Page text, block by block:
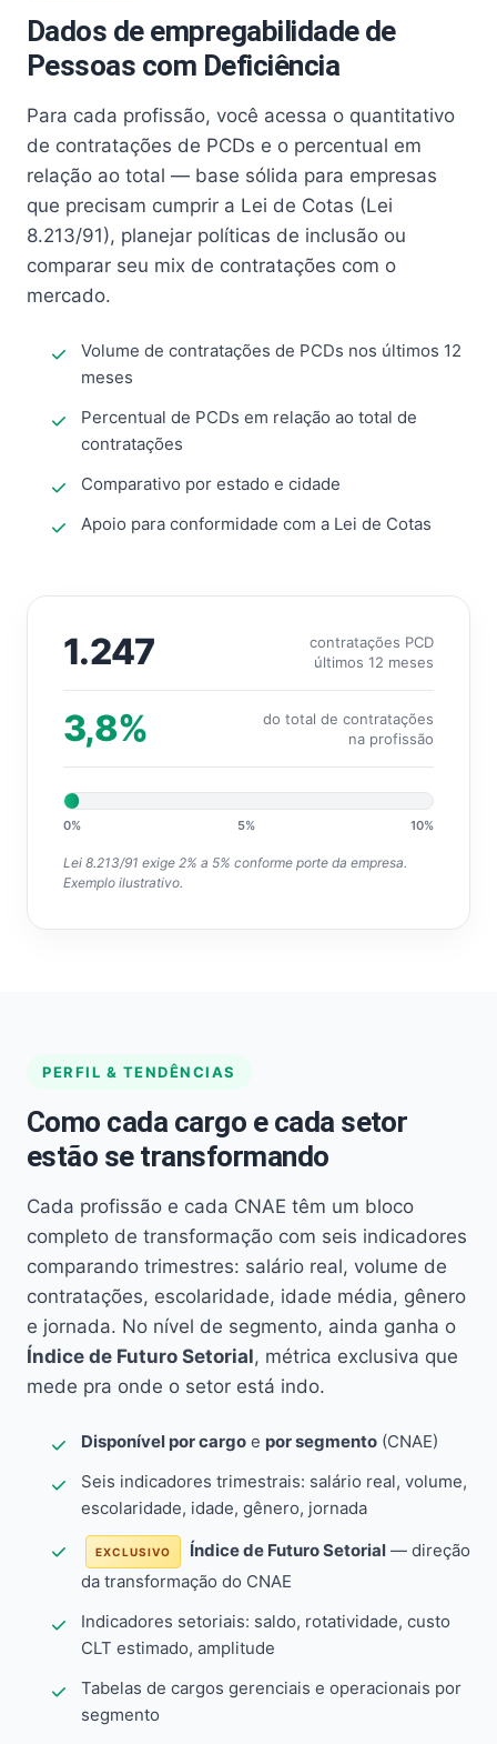
Dados de empregabilidade de
Pessoas com Deficiência
Para cada profissão, você acessa o quantitativo
de contratações de PCDs e o percentual em
relação ao total — base sólida para empresas
que precisam cumprir a Lei de Cotas (Lei
8.213/91), planejar políticas de inclusão ou
comparar seu mix de contratações com o
mercado.
Volume de contratações de PCDs nos últimos 12
meses
Percentual de PCDs em relação ao total de
contratações
Comparativo por estado e cidade
Apoio para conformidade com a Lei de Cotas
1.247
contratações PCD
últimos 12 meses
3,8%
do total de contratações
na profissão
0% 5% 10%
Lei 8.213/91 exige 2% a 5% conforme porte da empresa.
Exemplo ilustrativo.
PERFIL & TENDÊNCIAS
Como cada cargo e cada setor
estão se transformando
Cada profissão e cada CNAE têm um bloco
completo de transformação com seis indicadores
comparando trimestres: salário real, volume de
contratações, escolaridade, idade média, gênero
e jornada. No nível de segmento, ainda ganha o
Índice de Futuro Setorial, métrica exclusiva que
mede pra onde o setor está indo.
Disponível por cargo e por segmento (CNAE)
Seis indicadores trimestrais: salário real, volume,
escolaridade, idade, gênero, jornada
EXCLUSIVO Índice de Futuro Setorial — direção
da transformação do CNAE
Indicadores setoriais: saldo, rotatividade, custo
CLT estimado, amplitude
Tabelas de cargos gerenciais e operacionais por
segmento